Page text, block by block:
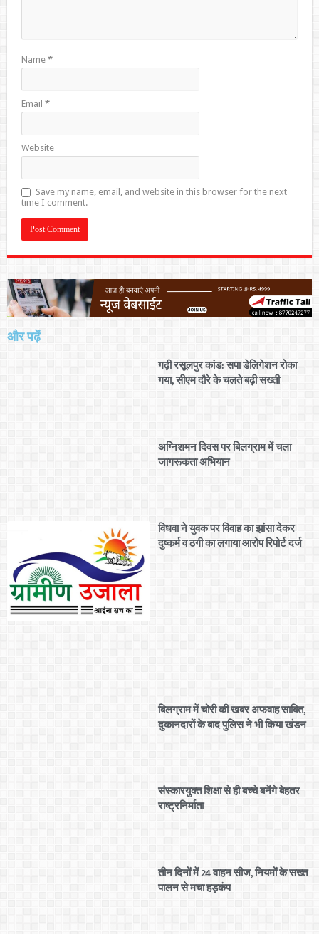
Name *
Email *
Website
Save my name, email, and website in this browser for the next
time I comment.
और पढ़ें
गढ़ी रसूलपुर कांड: सपा डेलिगेशन रोका
गया, सीएम दौरे के चलते बढ़ी सख्ती
अग्निशमन दिवस पर बिलग्राम में चला
जागरूकता अभियान
विधवा ने युवक पर विवाह का झांसा देकर
दुष्कर्म व ठगी का लगाया आरोप रिपोर्ट दर्ज
बिलग्राम में चोरी की खबर अफवाह साबित,
दुकानदारों के बाद पुलिस ने भी किया खंडन
संस्कारयुक्त शिक्षा से ही बच्चे बनेंगे बेहतर
राष्ट्रनिर्माता
तीन दिनों में 24 वाहन सीज, नियमों के सख्त
पालन से मचा हड़कंप